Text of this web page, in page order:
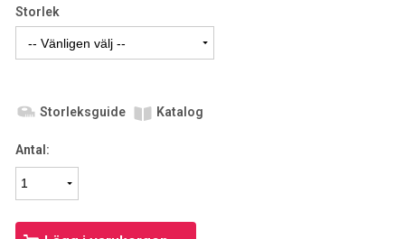
Storlek
Storleksguide Katalog
Antal: